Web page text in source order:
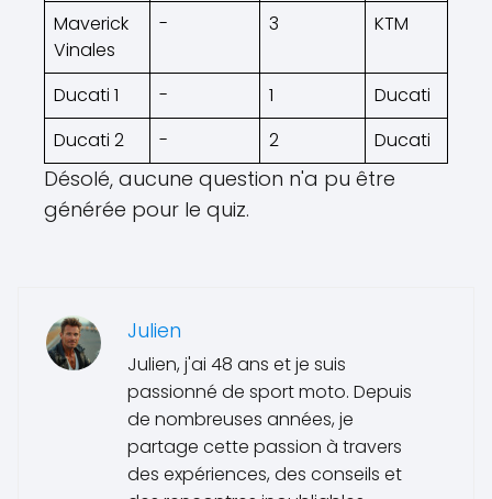
Maverick
Vinales
- 3 KTM
Ducati 1 - 1
Ducati
Ducati 2
- 2 Ducati
Désolé, aucune question n'a pu être
générée pour le quiz.
Julien
Julien, j'ai 48 ans et je suis
passionné de sport moto. Depuis
de nombreuses années, je
partage cette passion à travers
des expériences, des conseils et